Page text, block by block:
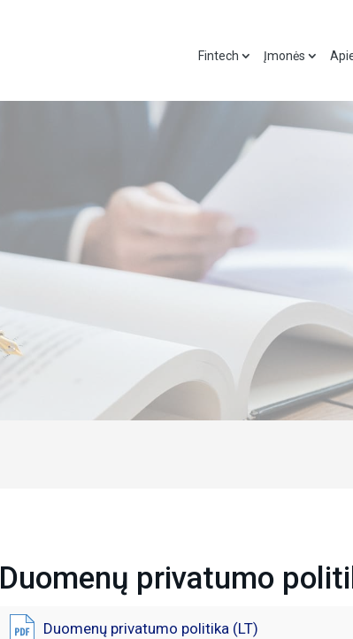
Fintech Įmonės
Duomenų privatumo
Duomenų privatumo politika (LT)